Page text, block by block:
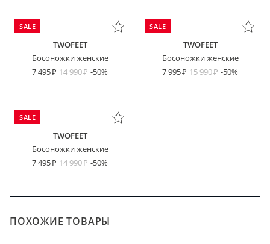
SALE
TWOFEET
Босоножки женские
7 495
14 990 -50%
SALE
TWOFEET
Босоножки женские
7 995
15 990 -50%
SALE
TWOFEET
Босоножки женские
7 495
14 990 -50%
ПОХОЖИЕ ТОВАРЫ